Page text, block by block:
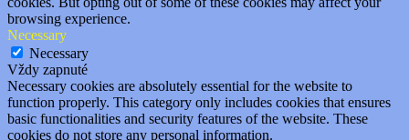
browsing experience.
Necessary
Necessary
Vždy zapnuté
Necessary cookies are absolutely essential for the website to
function properly. This category only includes cookies that ensures
basic functionalities and security features of the website. These
cookies do not store any personal information.